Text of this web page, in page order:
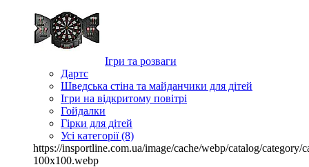
Ігри та розваги
Дартс
Шведська стіна та майданчики для дітей
Ігри на відкритому повітрі
Гойдалки
Гірки для дітей
Усі категорії (8)
https://insportline.com.ua/image/cache/webp/catalog/category/
100x100.webp